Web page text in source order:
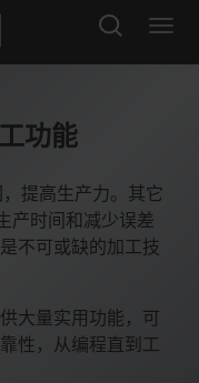
功能
提高生产力。其它
产时间和减少误差
不可或缺的加工技
大量实用功能，可
性，从编程直到工